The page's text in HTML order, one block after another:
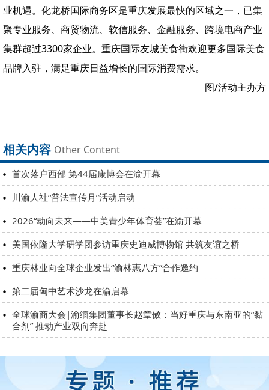
业机遇。化龙桥国际商务区是重庆发展最快的区域之一，已集
聚专业服务、商贸物流、软信服务、金融服务、跨境电商产业
集群超过3300家企业。重庆国际友城美食街欢迎更多国际美食
品牌入驻，满足重庆日益增长的国际消费需求。
图/活动主办方
相关内容 Other Content
首次落户西部 第44届康博会在渝开幕
川渝人社“普法宣传月”活动启动
2026“动向未来——中美青少年体育荟”在渝开幕
美国依隆大学研学团参访重庆史迪威博物馆 共筑友谊之桥
重庆林业向全球企业发出“渝林惠八方”合作邀约
第二届匈中艺术沙龙在渝启幕
全球渝商大会|渝缅集团董事长赵章傲：当好重庆与东南亚的“黏
合剂” 推动产业双向奔赴